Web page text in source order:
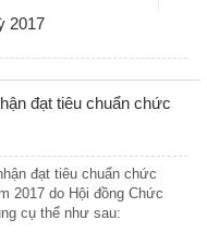
2017
đạt tiêu chuẩn chức
đạt tiêu chuẩn chức
2017 do Hội đồng Chức
cụ thể như sau: